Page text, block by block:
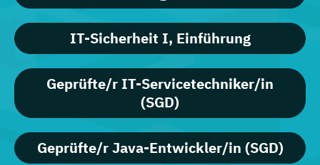
IT-Sicherheit I, Einführung
Geprüfte/r IT-Servicetechniker/in
(SGD)
Geprüfte/r Java-Entwickler/in (SGD)